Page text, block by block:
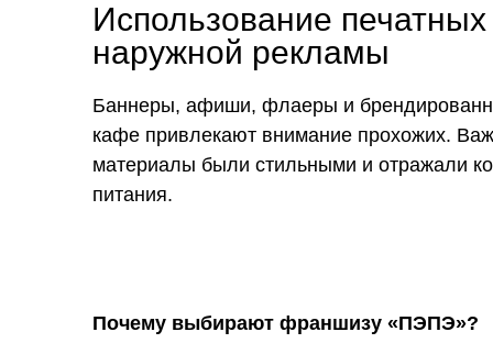
Баннеры, афиши, флаеры и
кафе привлекают внимание прохожих.
материалы были стильными и отражали
питания.
Использование
наружной рекламы
Почему выбирают франшизу «ПЭПЭ»?
С кем Вы будете
запускать кафе ПЭПЭ?
Широкая медийная
поддержка в соц.сетях
и уникальный продукт
охват контента
бренда /рилсы,